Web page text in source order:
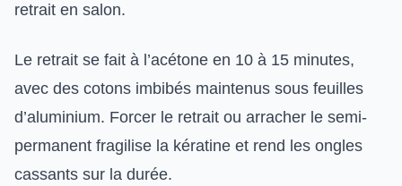
retrait en salon.
Le retrait se fait à l’acétone en 10 à 15 minutes,
avec des cotons imbibés maintenus sous feuilles
d’aluminium. Forcer le retrait ou arracher le semi-
permanent fragilise la kératine et rend les ongles
cassants sur la durée.